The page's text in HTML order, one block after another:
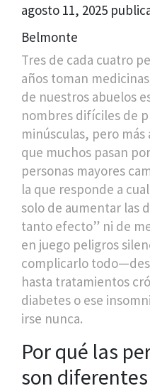
agosto 11, 2025
Belmonte
Tres de cada cuatro
años toman
de nuestros abuelos
nombres difíciles de
minúsculas, pero
que muchos pasan
personas mayores
la que responde a
solo de aumentar las
tanto efecto” ni de
en juego peligros
complicarlo
hasta tratamientos
diabetes o ese
irse nunca.
Por qué las
son